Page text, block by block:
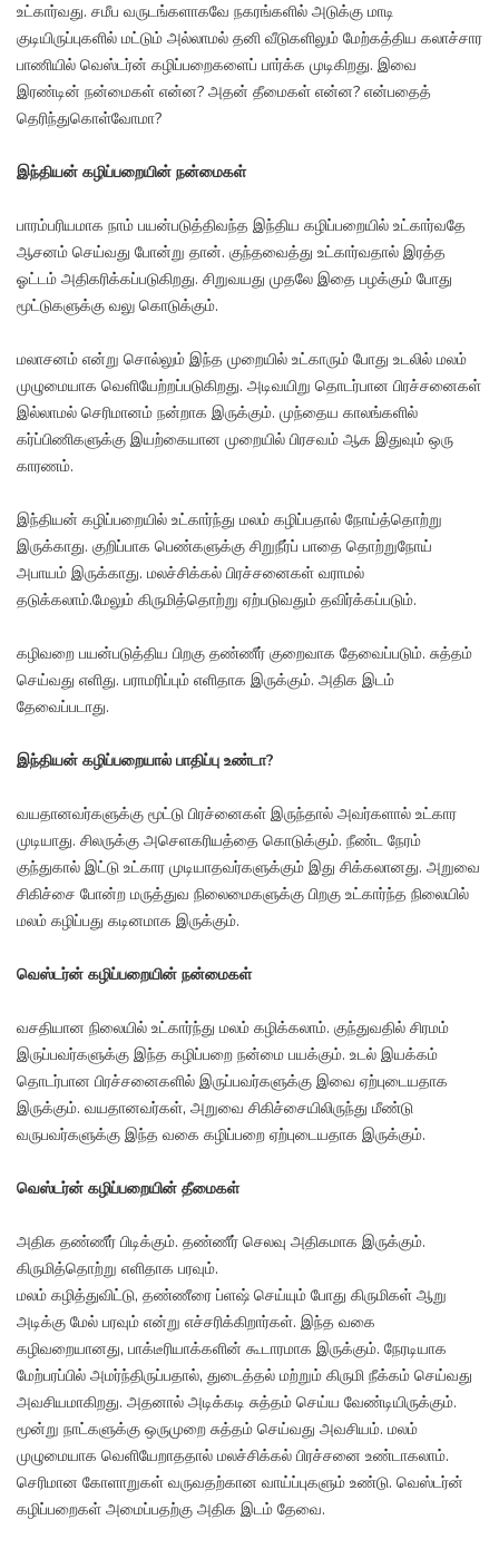
உட்கார்வது. சமீப வருடங்களாகவே நகரங்களில் அடுக்கு மாடி
குடியிருப்புகளில் மட்டும் அல்லாமல் தனி வீடுகளிலும் மேற்கத்திய கலாச்சார
பாணியில் வெஸ்டர்ன் கழிப்பறைகளைப் பார்க்க முடிகிறது. இவை
இரண்டின் நன்மைகள் என்ன? அதன் தீமைகள் என்ன? என்பதைத்
தெரிந்துகொள்வோமா?
இந்தியன் கழிப்பறையின் நன்மைகள்
பாரம்பரியமாக நாம் பயன்படுத்திவந்த இந்திய கழிப்பறையில் உட்கார்வதே
ஆசனம் செய்வது போன்று தான். குந்தவைத்து உட்கார்வதால் இரத்த
ஓட்டம் அதிகரிக்கப்படுகிறது. சிறுவயது முதலே இதை பழக்கும் போது
மூட்டுகளுக்கு வலு கொடுக்கும்.
மலாசனம் என்று சொல்லும் இந்த முறையில் உட்காரும் போது உடலில் மலம்
முழுமையாக வெளியேற்றப்படுகிறது. அடிவயிறு தொடர்பான பிரச்சனைகள்
இல்லாமல் செரிமானம் நன்றாக இருக்கும். முந்தைய காலங்களில்
கர்ப்பிணிகளுக்கு இயற்கையான முறையில் பிரசவம் ஆக இதுவும் ஒரு
காரணம்.
இந்தியன் கழிப்பறையில் உட்கார்ந்து மலம் கழிப்பதால் நோய்த்தொற்று
இருக்காது. குறிப்பாக பெண்களுக்கு சிறுநீர்ப் பாதை தொற்றுநோய்
அபாயம் இருக்காது. மலச்சிக்கல் பிரச்சனைகள் வராமல்
தடுக்கலாம்.மேலும் கிருமித்தொற்று ஏற்படுவதும் தவிர்க்கப்படும்.
கழிவறை பயன்படுத்திய பிறகு தண்ணீர் குறைவாக தேவைப்படும். சுத்தம்
செய்வது எளிது. பராமரிப்பும் எளிதாக இருக்கும். அதிக இடம்
தேவைப்படாது.
இந்தியன் கழிப்பறையால் பாதிப்பு உண்டா?
வயதானவர்களுக்கு மூட்டு பிரச்னைகள் இருந்தால் அவர்களால் உட்கார
முடியாது. சிலருக்கு அசெளகரியத்தை கொடுக்கும். நீண்ட நேரம்
குந்துகால் இட்டு உட்கார முடியாதவர்களுக்கும் இது சிக்கலானது. அறுவை
சிகிச்சை போன்ற மருத்துவ நிலைமைகளுக்கு பிறகு உட்கார்ந்த நிலையில்
மலம் கழிப்பது கடினமாக இருக்கும்.
வெஸ்டர்ன் கழிப்பறையின் நன்மைகள்
வசதியான நிலையில் உட்கார்ந்து மலம் கழிக்கலாம். குந்துவதில் சிரமம்
இருப்பவர்களுக்கு இந்த கழிப்பறை நன்மை பயக்கும். உடல் இயக்கம்
தொடர்பான பிரச்சனைகளில் இருப்பவர்களுக்கு இவை ஏற்புடையதாக
இருக்கும். வயதானவர்கள், அறுவை சிகிச்சையிலிருந்து மீண்டு
வருபவர்களுக்கு இந்த வகை கழிப்பறை ஏற்புடையதாக இருக்கும்.
வெஸ்டர்ன் கழிப்பறையின் தீமைகள்
அதிக தண்ணீர் பிடிக்கும். தண்ணீர் செலவு அதிகமாக இருக்கும்.
கிருமித்தொற்று எளிதாக பரவும்.
மலம் கழித்துவிட்டு, தண்ணீரை ப்ளஷ் செய்யும் போது கிருமிகள் ஆறு
அடிக்கு மேல் பரவும் என்று எச்சரிக்கிறார்கள். இந்த வகை
கழிவறையானது, பாக்டீரியாக்களின் கூடாரமாக இருக்கும். நேரடியாக
மேற்பரப்பில் அமர்ந்திருப்பதால், துடைத்தல் மற்றும் கிருமி நீக்கம் செய்வது
அவசியமாகிறது. அதனால் அடிக்கடி சுத்தம் செய்ய வேண்டியிருக்கும்.
மூன்று நாட்களுக்கு ஒருமுறை சுத்தம் செய்வது அவசியம். மலம்
முழுமையாக வெளியேறாததால் மலச்சிக்கல் பிரச்சனை உண்டாகலாம்.
செரிமான கோளாறுகள் வருவதற்கான வாய்ப்புகளும் உண்டு. வெஸ்டர்ன்
கழிப்பறைகள் அமைப்பதற்கு அதிக இடம் தேவை.